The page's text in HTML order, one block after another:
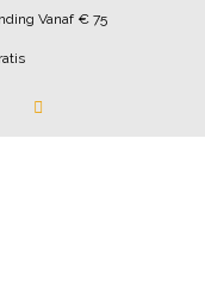
Vanaf € 75